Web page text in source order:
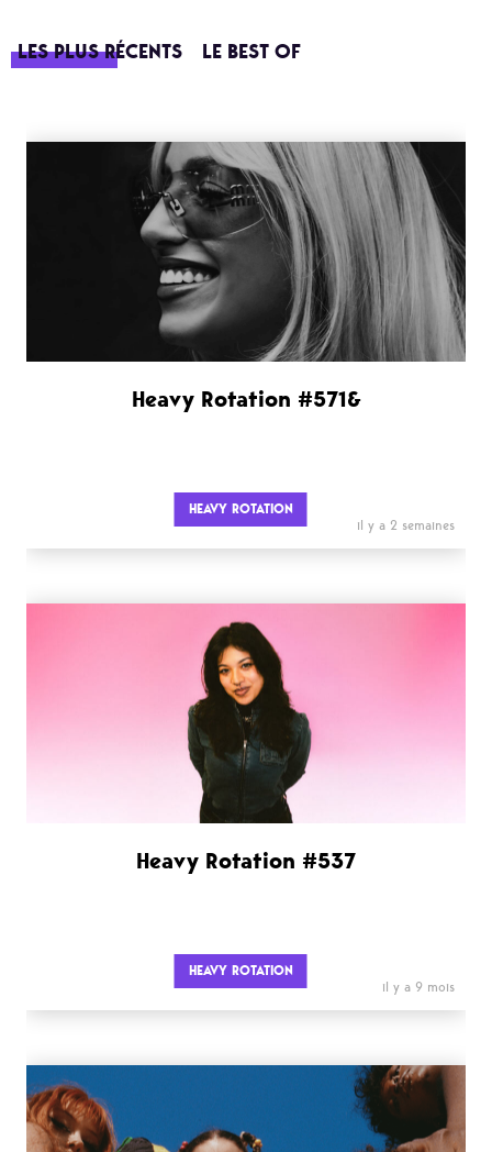
LES PLUS RÉCENTS LE BEST OF
Heavy Rotation #571&
HEAVY ROTATION
il y a 2 semaines
Heavy Rotation #537
HEAVY ROTATION
il y a 9 mois